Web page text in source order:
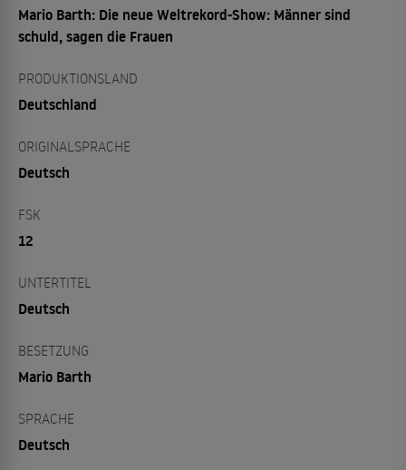
Mario Barth: Die neue Weltrekord-Show: Männer sind
schuld, sagen die Frauen
PRODUKTIONSLAND
Deutschland
ORIGINALSPRACHE
Deutsch
FSK
12
UNTERTITEL
Deutsch
BESETZUNG
Mario Barth
SPRACHE
Deutsch